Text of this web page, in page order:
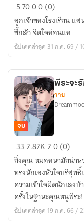
Please
ปล่อย
ผม
ไป
ได้
ครับ
57000 (0)
ลูกเจ้าของโรงเรียน
ขี้กลัว จิตใจอ่อนแอ
อัปเดตล่าสุด 31 ก.ค. 69 /
พี
ระ
จะ
รัก
คุณ
(มี
อี
จบ
พีระจะ
วาย
332.82K20 (0)
ยิ่งคุณ หมออนามัยน่าห
ทรงนักเลงหัวใจบริสุท
ความเข้าใจผิดนักเลง
ครั้งในฐานะคุณหนูพีระ!
อัปเดตล่าสุด 19 ก.ค. 66 /